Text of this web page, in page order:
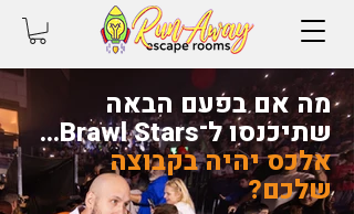
מה אם בפעם הבאה
שתיכנסו ל־Brawl Stars...
אלכס יהיה בקבוצה
שלכם?